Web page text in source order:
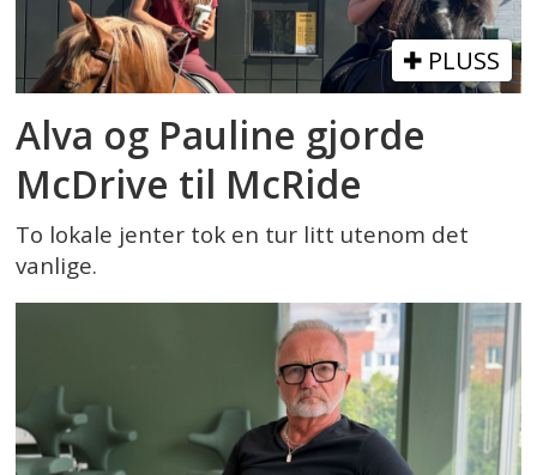
PLUSS
Alva og Pauline gjorde
McDrive til McRide
To lokale jenter tok en tur litt utenom det
vanlige.